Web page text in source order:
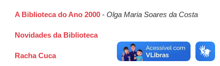
A Biblioteca do Ano 2000 - Olga Maria Soares da Costa
Novidades da Biblioteca
Racha Cuca